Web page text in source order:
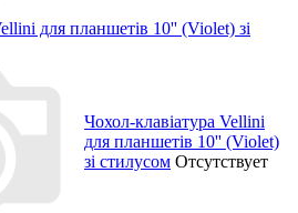
для планшетів 10'' (Violet) зі
Чохол-клавіатура Vellini
для планшетів 10'' (Violet)
зі стилусом Отсутствует